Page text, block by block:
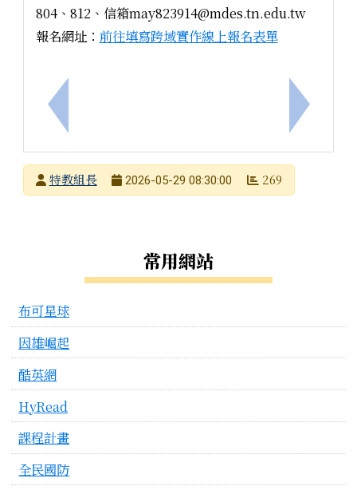
上一筆：本校辦理臺南市家庭教育中心115年串聯
804、812、信箱may823914@mdes.tn.edu.tw
報名網址： 前往填寫跨域實作線上報名表單
下一筆：
發布者特教組長
2026-05-29 08:30:00 269
常用網站
布可星球
因雄崛起
酷英網
HyRead
課程計畫
全民國防